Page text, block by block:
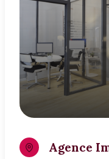
Agence